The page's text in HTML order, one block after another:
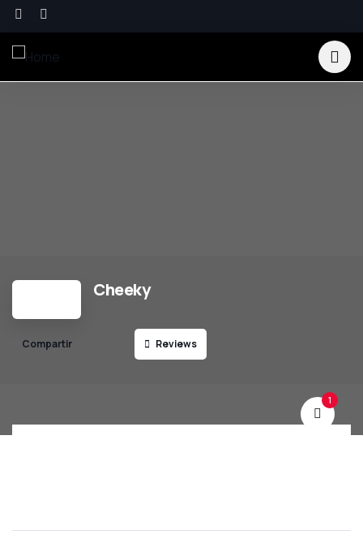
Cheeky
Reviews
1